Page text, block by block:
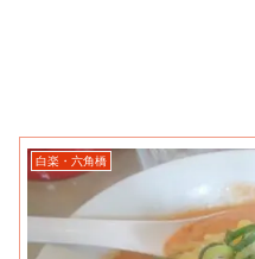
白楽・六角橋